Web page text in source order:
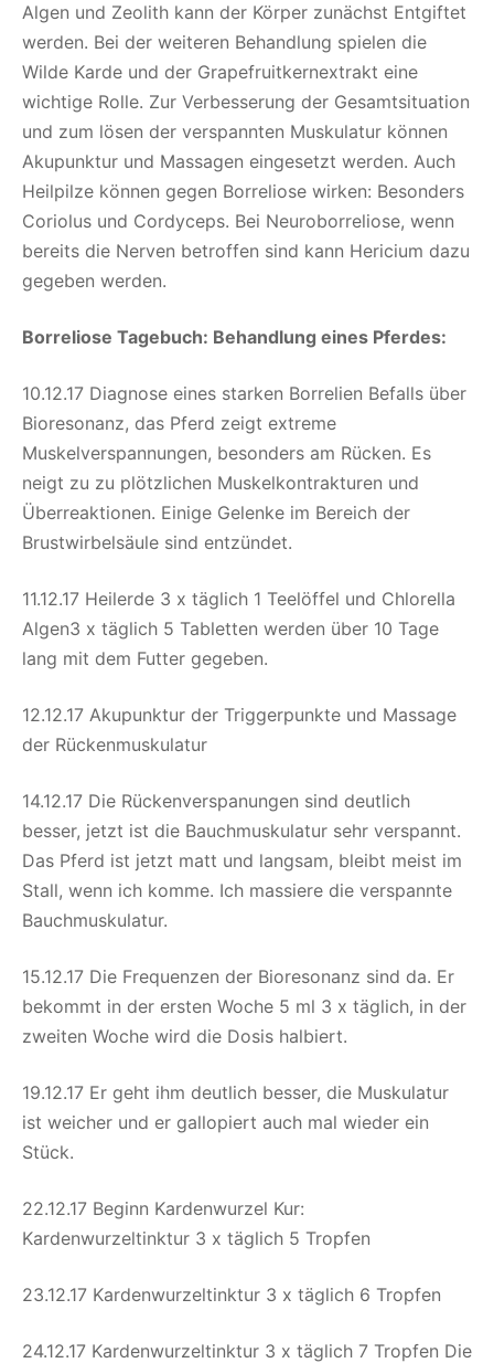
Algen und Zeolith kann der Körper zunächst Entgiftet
werden. Bei der weiteren Behandlung spielen die
Wilde Karde und der Grapefruitkernextrakt eine
wichtige Rolle. Zur Verbesserung der Gesamtsituation
und zum lösen der verspannten Muskulatur können
Akupunktur und Massagen eingesetzt werden. Auch
Heilpilze können gegen Borreliose wirken: Besonders
Coriolus und Cordyceps. Bei Neuroborreliose, wenn
bereits die Nerven betroffen sind kann Hericium dazu
gegeben werden.
Borreliose Tagebuch: Behandlung eines Pferdes:
10.12.17 Diagnose eines starken Borrelien Befalls über
Bioresonanz, das Pferd zeigt extreme
Muskelverspannungen, besonders am Rücken. Es
neigt zu zu plötzlichen Muskelkontrakturen und
Überreaktionen. Einige Gelenke im Bereich der
Brustwirbelsäule sind entzündet.
11.12.17 Heilerde 3 x täglich 1 Teelöffel und Chlorella
Algen3 x täglich 5 Tabletten werden über 10 Tage
lang mit dem Futter gegeben.
12.12.17 Akupunktur der Triggerpunkte und Massage
der Rückenmuskulatur
14.12.17 Die Rückenverspanungen sind deutlich
besser, jetzt ist die Bauchmuskulatur sehr verspannt.
Das Pferd ist jetzt matt und langsam, bleibt meist im
Stall, wenn ich komme. Ich massiere die verspannte
Bauchmuskulatur.
15.12.17 Die Frequenzen der Bioresonanz sind da. Er
bekommt in der ersten Woche 5 ml 3 x täglich, in der
zweiten Woche wird die Dosis halbiert.
19.12.17 Er geht ihm deutlich besser, die Muskulatur
ist weicher und er gallopiert auch mal wieder ein
Stück.
22.12.17 Beginn Kardenwurzel Kur:
Kardenwurzeltinktur 3 x täglich 5 Tropfen
23.12.17 Kardenwurzeltinktur 3 x täglich 6 Tropfen
24.12.17 Kardenwurzeltinktur 3 x täglich 7 Tropfen Die